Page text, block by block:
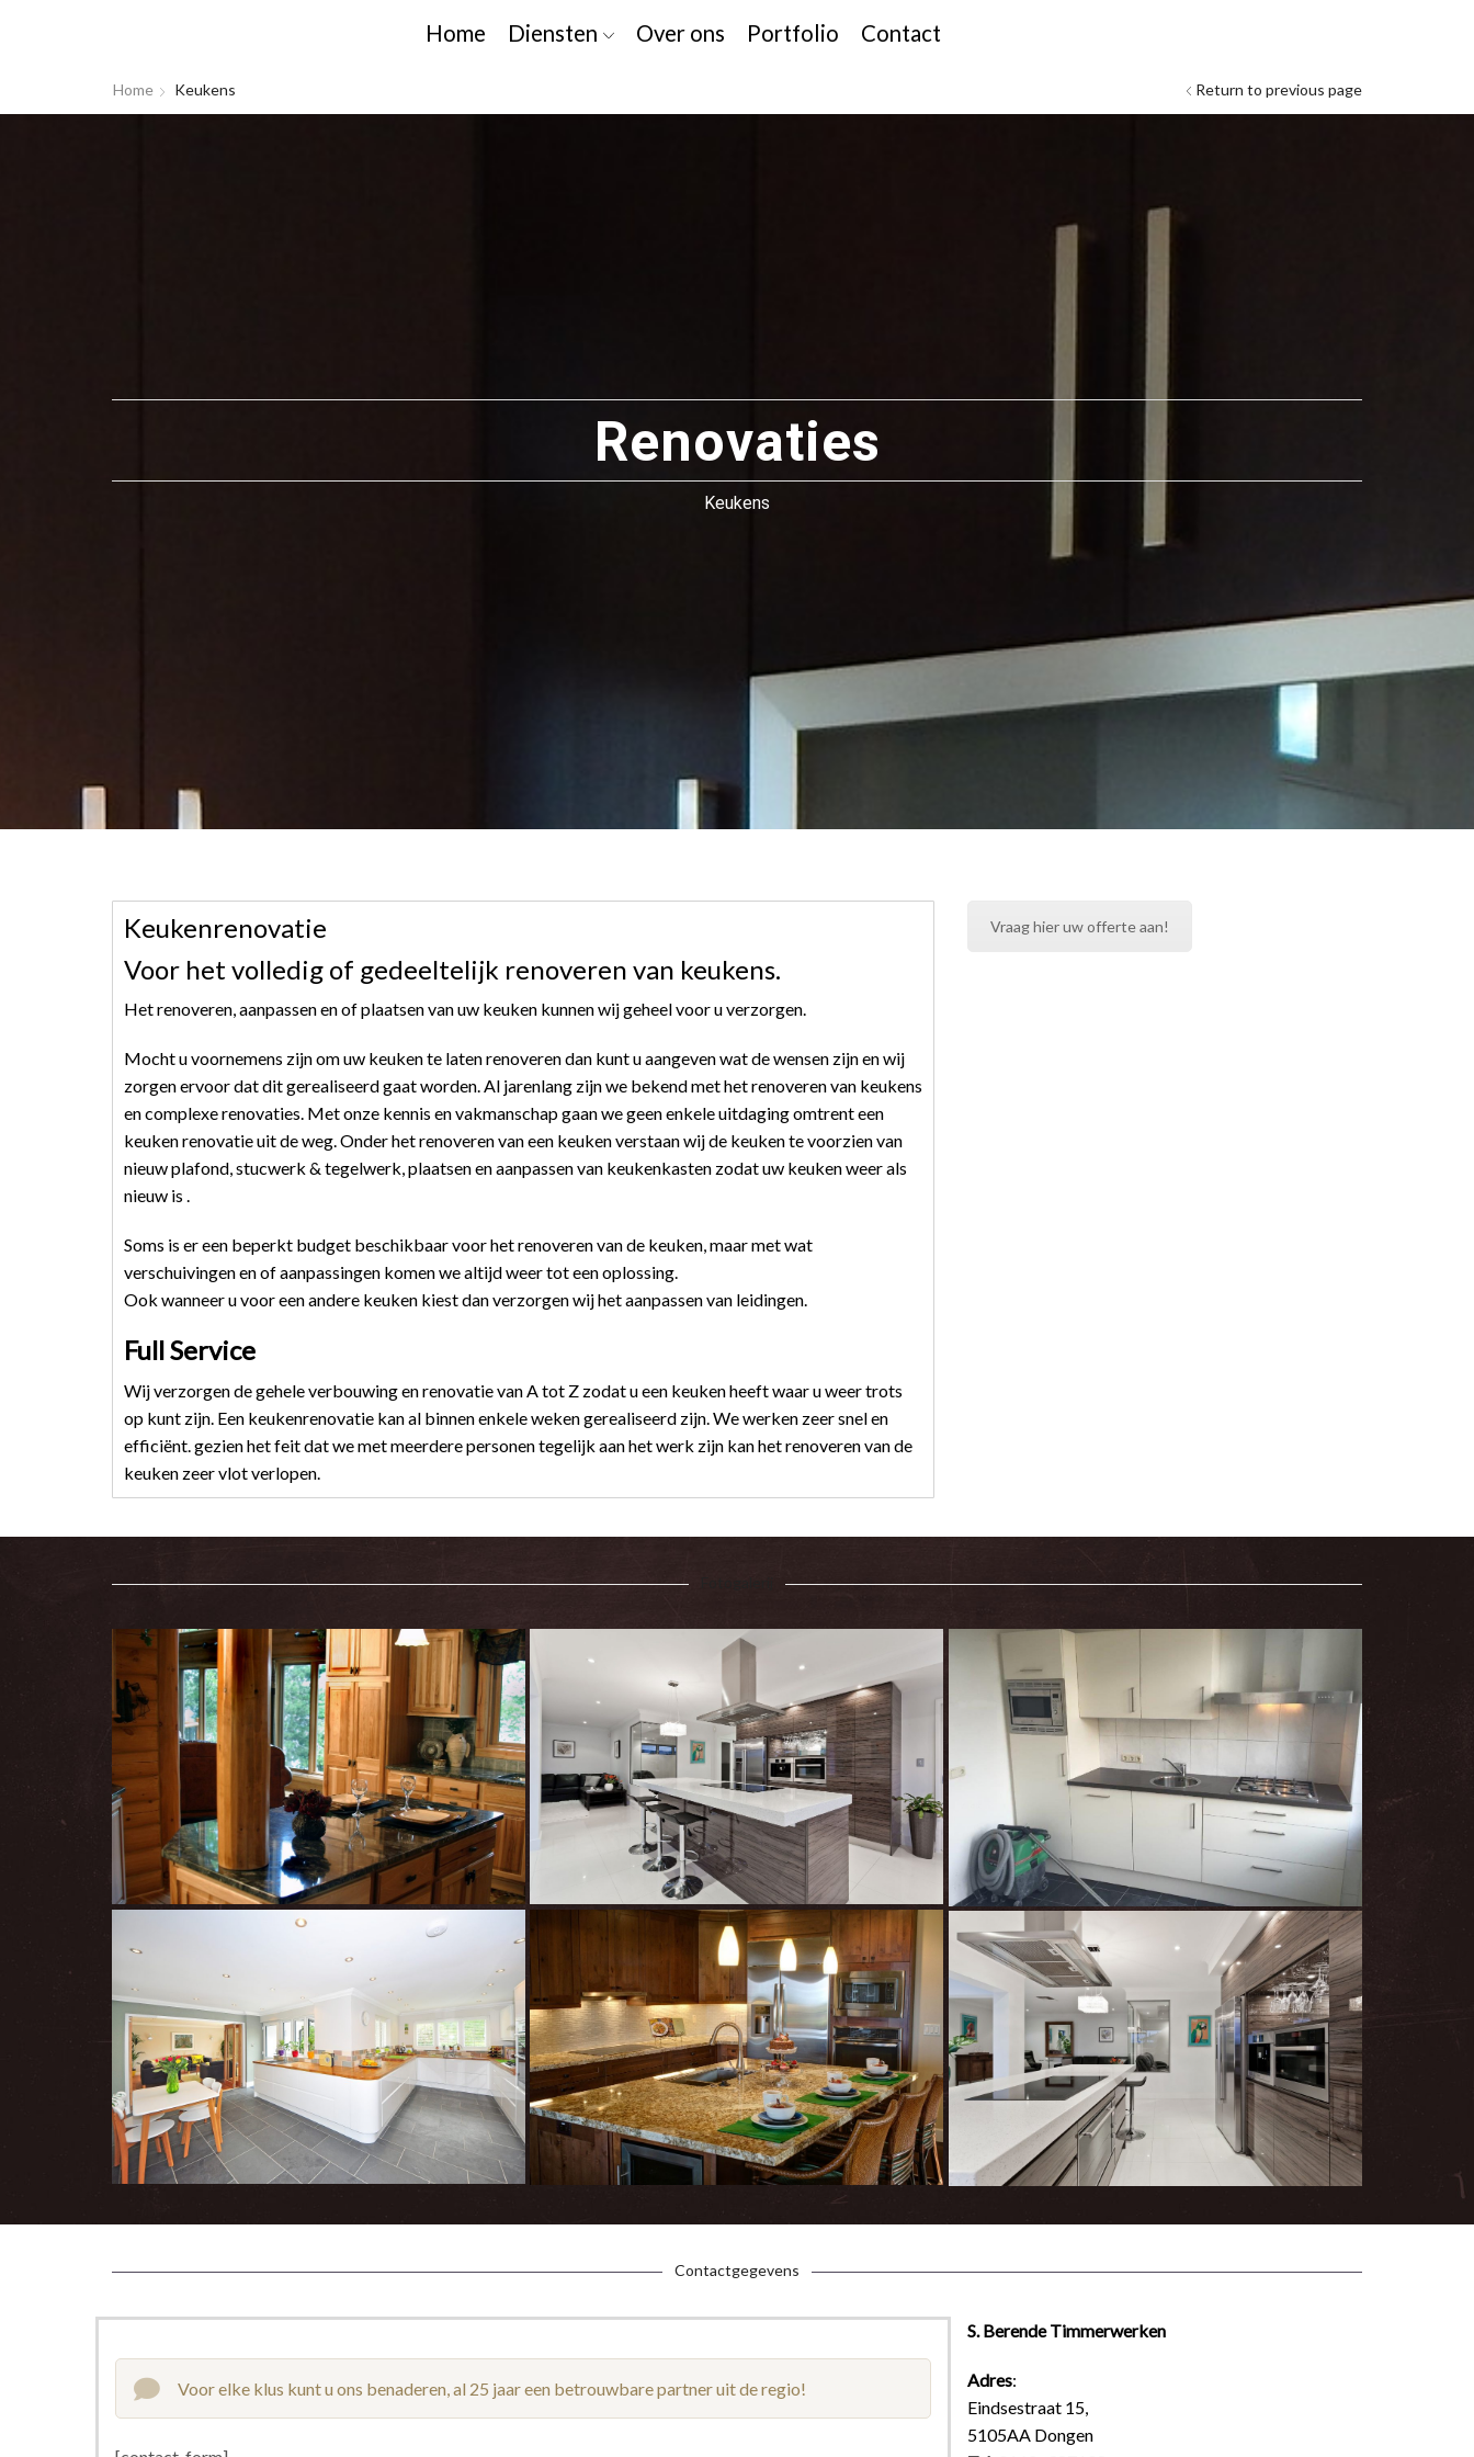
Home Diensten Over ons Portfolio Contact
Return to previous page
Home Keukens
Renovaties
Keukens
Keukenrenovatie
Voor het volledig of gedeeltelijk renoveren van keukens.
Het renoveren, aanpassen en of plaatsen van uw keuken kunnen wij geheel voor u verzorgen.
Mocht u voornemens zijn om uw keuken te laten renoveren dan kunt u aangeven wat de wensen zijn en wij
zorgen ervoor dat dit gerealiseerd gaat worden. Al jarenlang zijn we bekend met het renoveren van keukens
en complexe renovaties. Met onze kennis en vakmanschap gaan we geen enkele uitdaging omtrent een
keuken renovatie uit de weg. Onder het renoveren van een keuken verstaan wij de keuken te voorzien van
nieuw plafond, stucwerk & tegelwerk, plaatsen en aanpassen van keukenkasten zodat uw keuken weer als
nieuw is .
Soms is er een beperkt budget beschikbaar voor het renoveren van de keuken, maar met wat
verschuivingen en of aanpassingen komen we altijd weer tot een oplossing.
Ook wanneer u voor een andere keuken kiest dan verzorgen wij het aanpassen van leidingen.
Full Service
Wij verzorgen de gehele verbouwing en renovatie van A tot Z zodat u een keuken heeft waar u weer trots
op kunt zijn. Een keukenrenovatie kan al binnen enkele weken gerealiseerd zijn. We werken zeer snel en
efficiënt. gezien het feit dat we met meerdere personen tegelijk aan het werk zijn kan het renoveren van de
keuken zeer vlot verlopen.
Vraag hier uw offerte aan!
Contactgegevens
Voor elke klus kunt u ons benaderen, al 25 jaar een betrouwbare partner uit de regio!
S. Berende Timmerwerken
Adres:
Eindsestraat 15,
5105AA Dongen